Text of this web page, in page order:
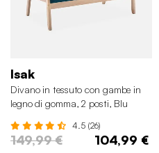
Isak
Divano in tessuto con gambe in
legno di gomma, 2 posti, Blu
4.5 (26)
149,99 € 104,99 €